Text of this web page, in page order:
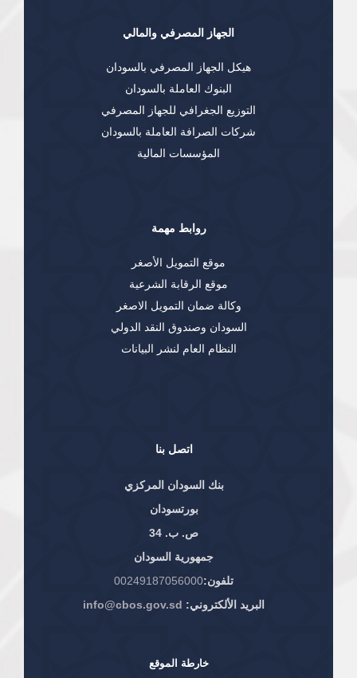
اتصل بنا
بنك السودان المركزي
بورتسودان
ص. ب. 34
جمهورية السودان
تلفون:00249187056000
البريد الألكتروني: info@cbos.gov.sd
الجهاز المصرفي والمالي
هيكل الجهاز المصرفي بالسودان
البنوك العاملة بالسودان
التوزيع الجغرافي للجهاز المصرفي
شركات الصرافة العاملة بالسودان
المؤسسات المالية
روابط مهمة
موقع التمويل الأصغر
موقع الرقابة الشرعية
وكالة ضمان التمويل الاصغر
السودان وصندوق النقد الدولي
النظام العام لنشر البيانات
خارطة الموقع